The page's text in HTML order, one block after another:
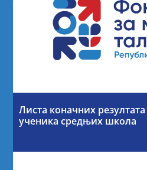
Листа коначних
ученика средњих школа